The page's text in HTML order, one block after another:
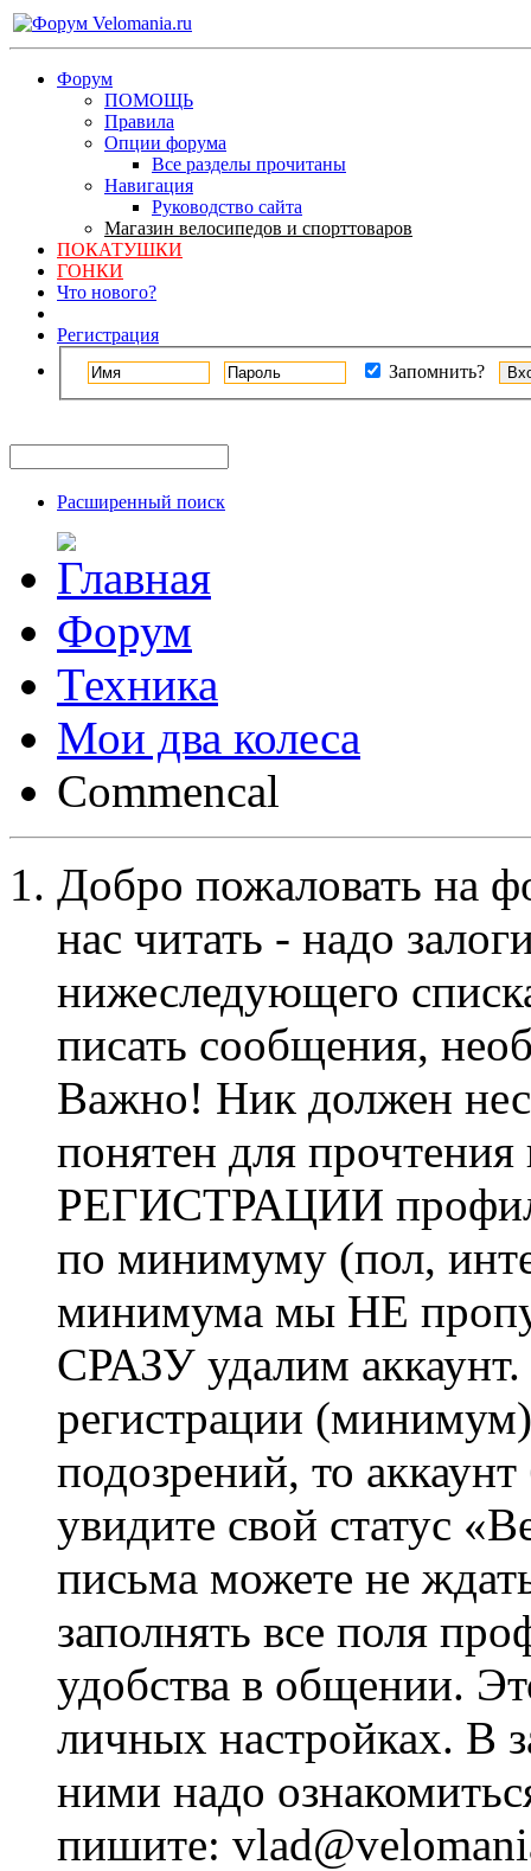
Форум
ПОМОЩЬ
Правила
Опции форума
Все разделы прочитаны
Навигация
Руководство сайта
Магазин велосипедов и спорттоваров
ПОКАТУШКИ
ГОНКИ
Что нового?
Регистрация
Запомнить?
Расширенный поиск
Форум
Техника
Мои два колеса
Commencal
Добро пожаловать на
нас читать - надо
нижеследующего
писать сообщения,
Важно! Ник должен
понятен для
РЕГИСТРАЦИИ профиль
по минимуму (пол,
минимума мы НЕ
СРАЗУ удалим
регистрации
подозрений, то
увидите свой статус
письма можете не
заполнять все поля
удобства в общении.
личных настройках. В
ними надо
пишите: